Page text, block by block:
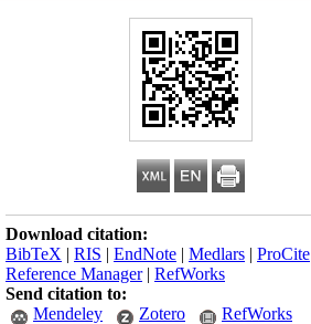
Download citation:
BibTeX | RIS | EndNote | Medlars | ProCite
Reference Manager| RefWorks
Send citation to:
Mendeley
Zotero RefWorks